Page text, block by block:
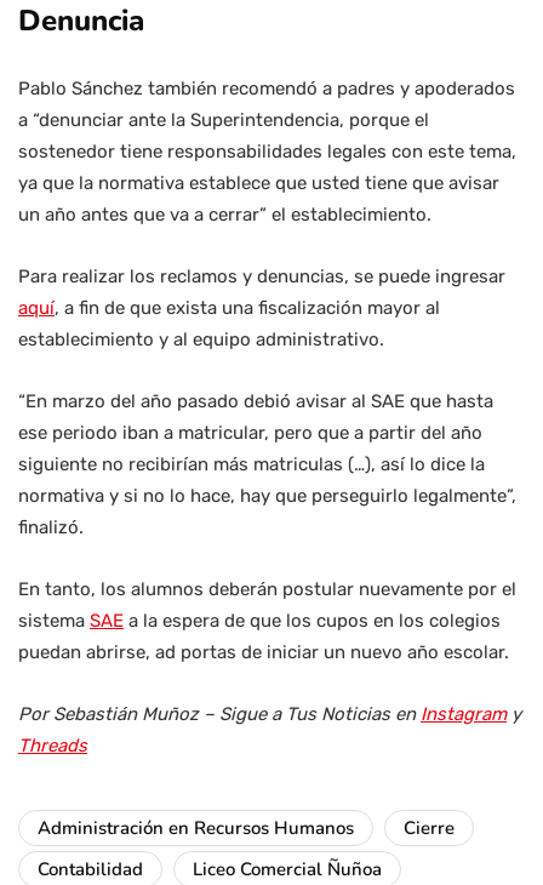
Denuncia
Pablo Sánchez también recomendó a padres y apoderados
a “denunciar ante la Superintendencia, porque el
sostenedor tiene responsabilidades legales con este tema,
ya que la normativa establece que usted tiene que avisar
un año antes que va a cerrar” el establecimiento.
Para realizar los reclamos y denuncias, se puede ingresar
aquí, a fin de que exista una fiscalización mayor al
establecimiento y al equipo administrativo.
“En marzo del año pasado debió avisar al SAE que hasta
ese periodo iban a matricular, pero que a partir del año
siguiente no recibirían más matriculas (…), así lo dice la
normativa y si no lo hace, hay que perseguirlo legalmente”,
finalizó.
En tanto, los alumnos deberán postular nuevamente por el
sistema SAE a la espera de que los cupos en los colegios
puedan abrirse, ad portas de iniciar un nuevo año escolar.
Por Sebastián Muñoz – Sigue a Tus Noticias en Instagramy
Threads
Administración en Recursos Humanos
Cierre
Contabilidad
Liceo Comercial Ñuñoa